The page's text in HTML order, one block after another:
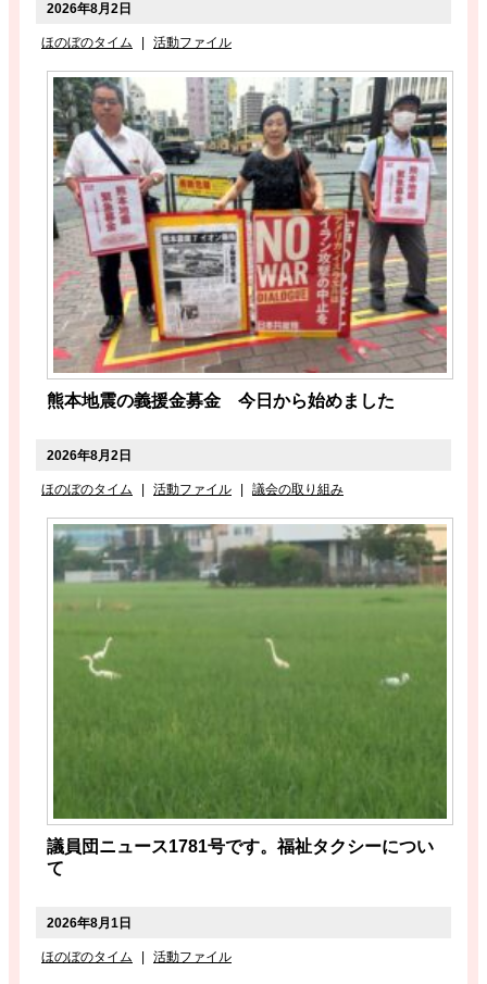
2026年8月2日
ほのぼのタイム 活動ファイル
熊本地震の義援金募金 今日から始めました
2026年8月2日
ほのぼのタイム | 活動ファイル | 議会の取り組み
議員団ニュース1781号です。福祉タクシーについ
て
2026年8月1日
ほのぼのタイム 活動ファイル